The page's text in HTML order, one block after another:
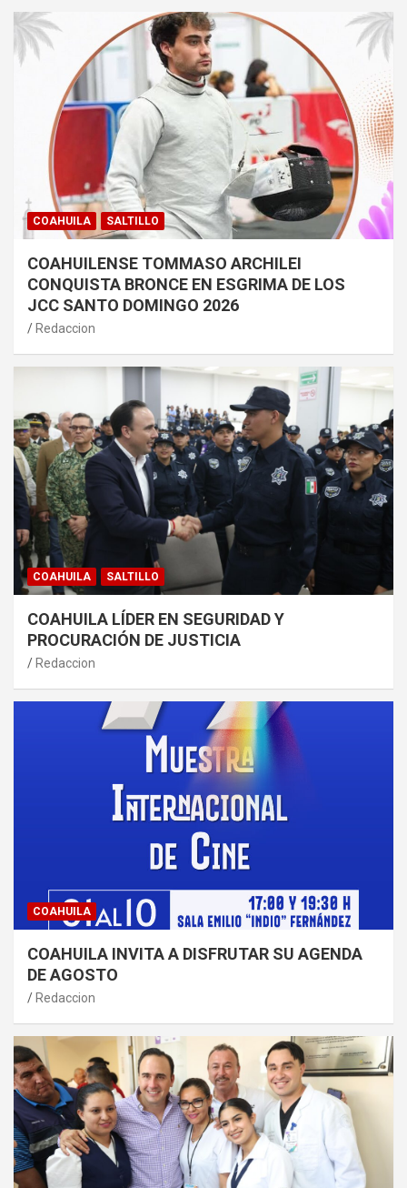
COAHUILA SALTILLO
COAHUILENSE TOMMASO ARCHILEI
CONQUISTA BRONCE EN ESGRIMA DE LOS
JCC SANTO DOMINGO 2026
Redaccion
COAHUILA SALTILLO
COAHUILA LÍDER EN SEGURIDAD Y
PROCURACIÓN DE JUSTICIA
Redaccion
COAHUILA
COAHUILA INVITA A DISFRUTAR SU AGENDA
DE AGOSTO
Redaccion